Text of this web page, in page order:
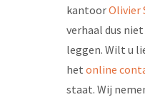
kantoorOlivier
verhaal dus
leggen. Wilt u
hetonline
staat. Wij